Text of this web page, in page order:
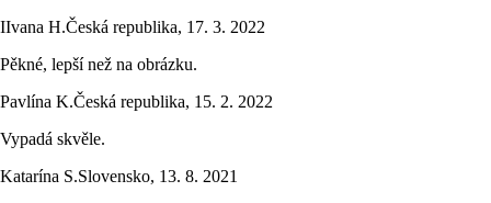
IIvana H.Česká republika, 17. 3. 2022
Pěkné, lepší než na obrázku.
Pavlína K.Česká republika, 15. 2. 2022
Vypadá skvěle.
Katarína S.Slovensko, 13. 8. 2021